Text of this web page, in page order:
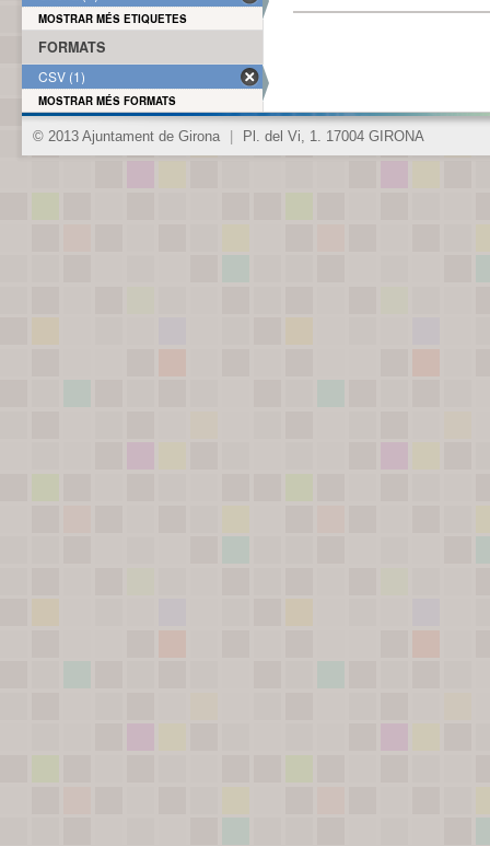
MOSTRAR MÉS ETIQUETES
FORMATS
CSV (1)
MOSTRAR MÉS FORMATS
© 2013 Ajuntament de Girona Pl. del Vi, 1. 17004 GIRONA